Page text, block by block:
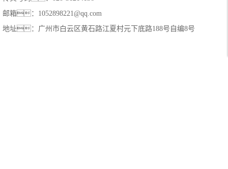
邮箱：1052898221@qq.com
地址：广州市白云区黄石路江夏村元下底路188号自编8号